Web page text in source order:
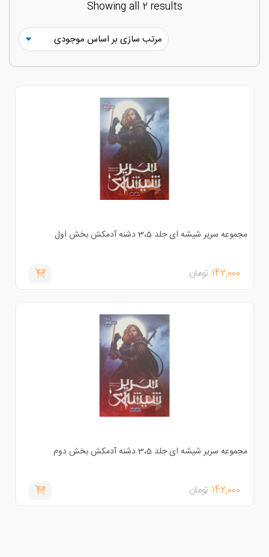
Showing all 2 results
سریر شیشه ای جلد 3،5 دشنه آدمکش بخش اول
142,000 تومان
سریر شیشه ای جلد 3،5 دشنه آدمکش بخش دوم
142,000 تومان